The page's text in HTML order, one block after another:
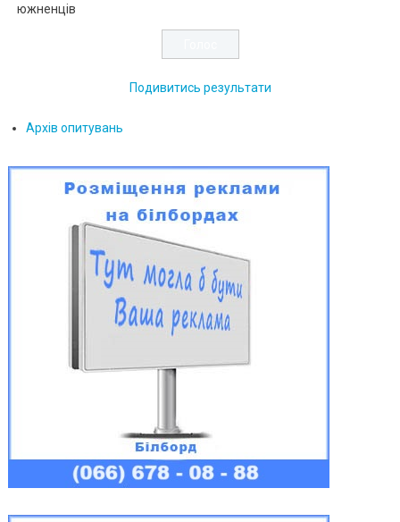
южненців
Подивитись результати
Архів опитувань